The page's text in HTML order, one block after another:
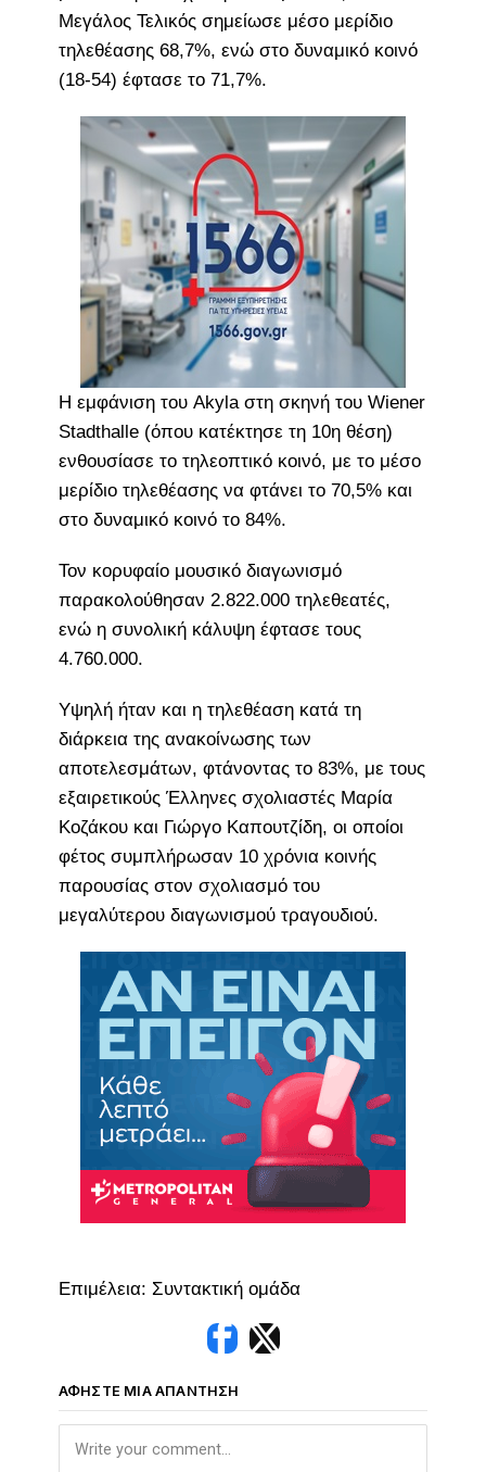
Μεγάλος Τελικός σημείωσε μέσο μερίδιο
τηλεθέασης 68,7%, ενώ στο δυναμικό κοινό
(18-54) έφτασε το 71,7%.
Η εμφάνιση του Akyla στη σκηνή του Wiener
Stadthalle (όπου κατέκτησε τη 10η θέση)
ενθουσίασε το τηλεοπτικό κοινό, με το μέσο
μερίδιο τηλεθέασης να φτάνει το 70,5% και
στο δυναμικό κοινό το 84%.
Τον κορυφαίο μουσικό διαγωνισμό
παρακολούθησαν 2.822.000 τηλεθεατές,
ενώ η συνολική κάλυψη έφτασε τους
4.760.000.
Υψηλή ήταν και η τηλεθέαση κατά τη
διάρκεια της ανακοίνωσης των
αποτελεσμάτων, φτάνοντας το 83%, με τους
εξαιρετικούς Έλληνες σχολιαστές Μαρία
Κοζάκου και Γιώργο Καπουτζίδη, οι οποίοι
φέτος συμπλήρωσαν 10 χρόνια κοινής
παρουσίας στον σχολιασμό του
μεγαλύτερου διαγωνισμού τραγουδιού.
Επιμέλεια: Συντακτική ομάδα
ΑΦΉΣΤΕ ΜΙΑ ΑΠΆΝΤΗΣΗ